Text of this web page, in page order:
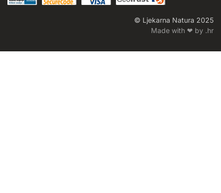
© Ljekarna Natura 2025
Made with ❤ by .hr